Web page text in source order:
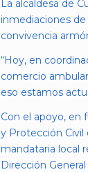
La alcaldesa de
inmediaciones
convivencia
“Hoy, en
comercio
eso estamos
Con el apoyo, en
y Protección Civil
mandataria local
Dirección